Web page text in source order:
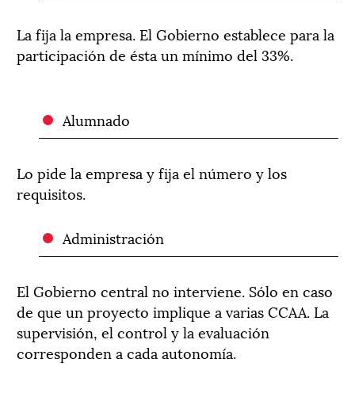
La fija la empresa. El Gobierno establece para la
participación de ésta un mínimo del 33%.
Alumnado
Lo pide la empresa y fija el número y los
requisitos.
Administración
El Gobierno central no interviene. Sólo en caso
de que un proyecto implique a varias CCAA. La
supervisión, el control y la evaluación
corresponden a cada autonomía.